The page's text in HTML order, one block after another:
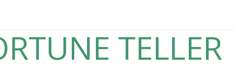
TELLER
BLOG
CONTACT